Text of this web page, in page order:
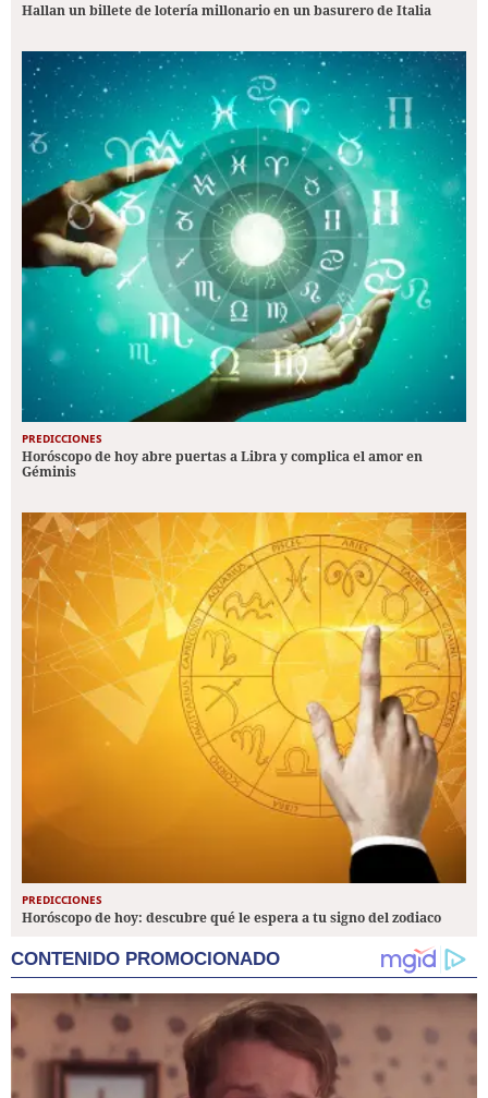
Hallan un billete de lotería millonario en un basurero de Italia
PREDICCIONES
Horóscopo de hoy abre puertas a Libra y complica el amor en
Géminis
PREDICCIONES
Horóscopo de hoy: descubre qué le espera a tu signo del zodiaco
CONTENIDO PROMOCIONADO